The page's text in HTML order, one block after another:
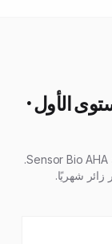
الأول ·
يمثل كل شعار وجودًا مباشرًا وموثقًا لإعلان شراكة Sensor Bio AHA.